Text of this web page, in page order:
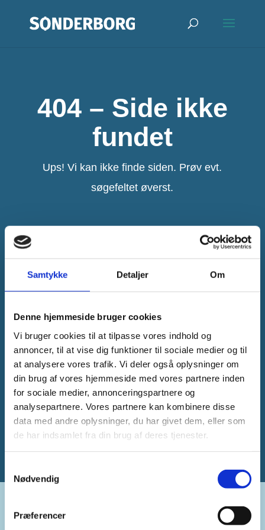
Samtykke Detaljer Om
Denne hjemmeside bruger cookies
Vi bruger cookies til at tilpasse vores indhold og
annoncer, til at vise dig funktioner til sociale medier og til
at analysere vores trafik. Vi deler også oplysninger om
din brug af vores hjemmeside med vores partnere inden
for sociale medier, annonceringspartnere og
analysepartnere. Vores partnere kan kombinere disse
data med andre oplysninger, du har givet dem, eller som
de har indsamlet fra din brug af deres tjenester.
Nødvendig
Præferencer
404 – Side ikke
fundet
Ups! Vi kan ikke finde siden. Prøv evt.
søgefeltet øverst.